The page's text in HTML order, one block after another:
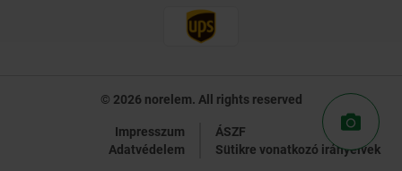
© 2026 norelem. All rights reserved
Impresszum
ÁSZF
Adatvédelem
Sütikre vonatkozó irányelvek